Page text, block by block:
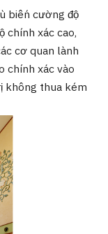
biến cường độ
chính xác cao,
cơ quan lành
chính xác vào
không thua kém